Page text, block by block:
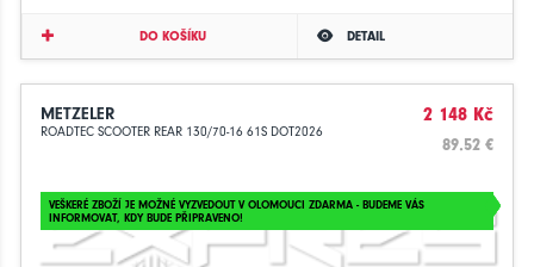
DO KOŠÍKU DETAIL
METZELER
ROADTEC SCOOTER REAR 130/70-16 61S DOT2026
2 148 Kč
89.52 €
VEŠKERÉ ZBOŽÍ JE MOŽNÉ VYZVEDOUT V OLOMOUCI ZDARMA - BUDEME VÁS
INFORMOVAT, KDY BUDE PŘIPRAVENO!